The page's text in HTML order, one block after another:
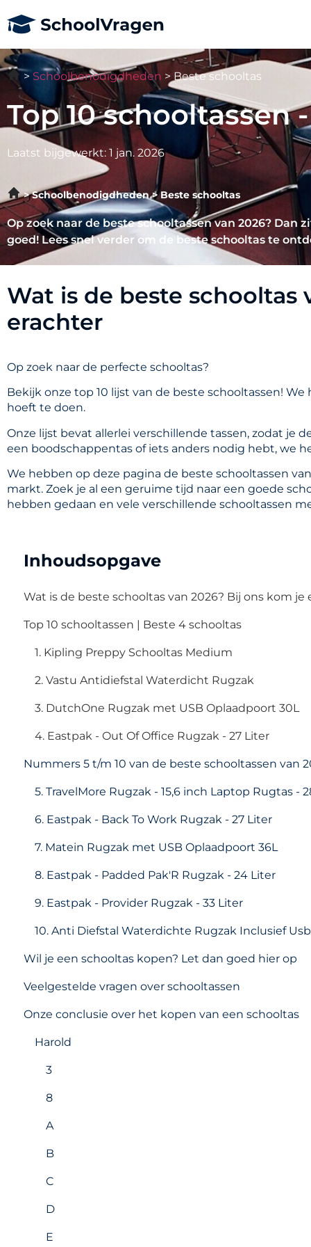
Schoolbenodigdheden Beste schooltas
Top 10 schooltassen
Laatst bijgewerkt: 1 jan. 2026
Schoolbenodigdheden Beste schooltas
Op zoek naar de beste schooltassen van 2026? Dan
goed! Lees snel verder om de beste schooltas te
Wat is de beste schooltas
erachter
Op zoek naar de perfecte schooltas?
Bekijk onze top 10 lijst van de beste schooltassen!
hoeft te doen.
Onze lijst bevat allerlei verschillende tassen, zodat je
een boodschappentas of iets anders nodig hebt, we
We hebben op deze pagina de beste schooltassen
markt. Zoek je al een geruime tijd naar een goede
hebben gedaan en vele verschillende schooltassen
Inhoudsopgave
Wat is de beste schooltas van 2026? Bij ons kom je
Top 10 schooltassen | Beste 4 schooltas
1. Kipling Preppy Schooltas Medium
2. Vastu Antidiefstal Waterdicht Rugzak
3. DutchOne Rugzak met USB Oplaadpoort 30L
4. Eastpak - Out Of Office Rugzak - 27 Liter
Nummers 5 t/m 10 van de beste schooltassen van
5. TravelMore Rugzak - 15,6 inch Laptop Rugtas -
6. Eastpak - Back To Work Rugzak - 27 Liter
7. Matein Rugzak met USB Oplaadpoort 36L
8. Eastpak - Padded Pak'R Rugzak - 24 Liter
9. Eastpak - Provider Rugzak - 33 Liter
10. Anti Diefstal Waterdichte Rugzak Inclusief
Wil je een schooltas kopen? Let dan goed hier op
Veelgestelde vragen over schooltassen
Onze conclusie over het kopen van een schooltas
Harold
3
8
A
B
C
D
E